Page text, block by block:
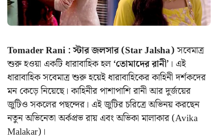
Tomader Rani : স্টার জলসার (Star Jalsha)সবেমাত্র
শুরু হওয়া একটি ধারাবাহিক হল‘তোমাদের রানী’ । এই
ধারাবাহিক সবেমাত্র শুরু হয়েই ধারাবাহিকের কাহিনী দর্শকদের
মন কেড়ে নিয়েছে। কাহিনীর পাশাপাশি রানী আর দুর্জয়ের
জুটিও সকলের পছন্দের। এই জুটির চরিত্রে অভিনয় করছেন
নতুন অভিনেতা অর্কপ্রভ রায় এবং অভিকা মালাকার (Avika
Malakar)।